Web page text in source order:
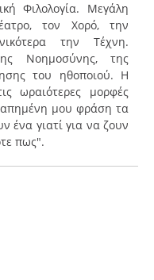
Φιλολογία. Μεγάλη
τον Χορό, την
την Τέχνη.
Νοημοσύνης, της
του ηθοποιού. Η
ωραιότερες μορφές
μου φράση τα
ένα γιατί για να ζουν
πως".